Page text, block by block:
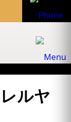
ルヤ